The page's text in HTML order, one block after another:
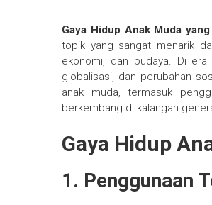
Gaya Hidup Anak Muda
topik yang sangat menarik
ekonomi, dan budaya. Di
globalisasi, dan perubahan
anak muda, termasuk
berkembang di kalangan
Gaya Hidup
1. Penggunaan